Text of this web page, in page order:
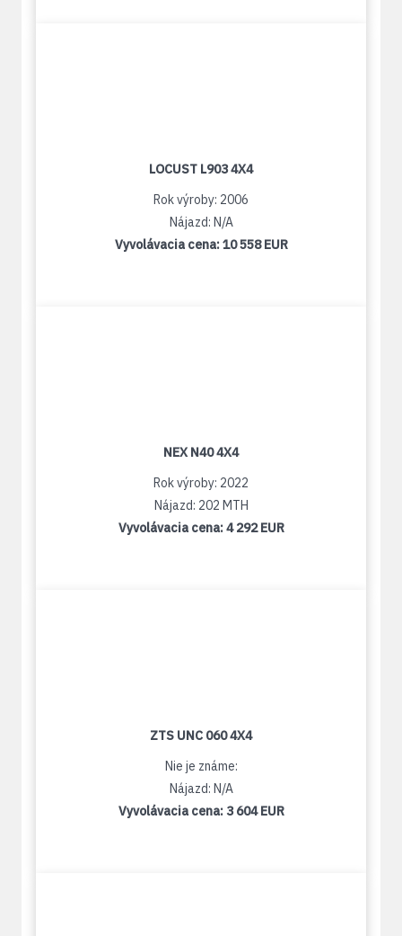
LOCUST L903 4X4
Rok výroby: 2006
Nájazd: N/A
Vyvolávacia cena:10 558 EUR
NEX N40 4X4
Rok výroby: 2022
Nájazd: 202 MTH
Vyvolávacia cena:4 292 EUR
ZTS UNC 060 4X4
Nie je známe:
Nájazd: N/A
Vyvolávacia cena: 3 604 EUR